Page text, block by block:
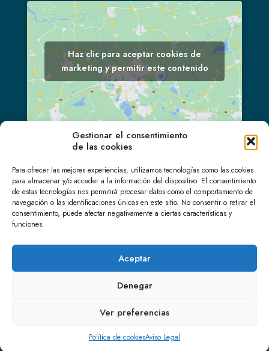
Gestionar el consentimiento
de las cookies
Para ofrecer las mejores experiencias, utilizamos tecnologías como las cookies
para almacenar y/o acceder a la información del dispositivo. El consentimiento
de estas tecnologías nos permitirá procesar datos como el comportamiento de
navegación o las identificaciones únicas en este sitio. No consentir o retirar el
consentimiento, puede afectar negativamente a ciertas características y
funciones.
Aceptar
Denegar
Ver preferencias
Política de cookiesAviso Legal
Haz clic para aceptar cookies de
marketing y permitir este contenido
LinkedIn
© 2025 ATHMOS. Todos los derechos reservados. Web
Melocotón Audiovisual
Aviso Legal
Política de cookies (UE)